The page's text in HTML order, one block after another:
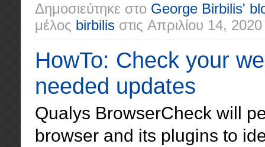
Δημοσιεύτηκε στο George Birbilis'
μέλος birbilis στις Απριλίου 14, 2020
HowTo: Check your
needed updates
Qualys BrowserCheck will
browser and its plugins to